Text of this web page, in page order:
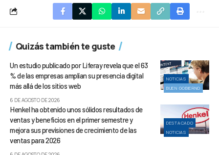
Quizás también te guste
NOTICIAS
BUEN GOBIERNO
Un estudio publicado por Liferay revela que el 63
% de las empresas amplían su presencia digital
más allá de los sitios web
6 DE AGOSTO DE 2026
DESTACADO
NOTICIAS
Henkel ha obtenido unos sólidos resultados de
ventas y beneficios en el primer semestre y
mejora sus previsiones de crecimiento de las
ventas para 2026